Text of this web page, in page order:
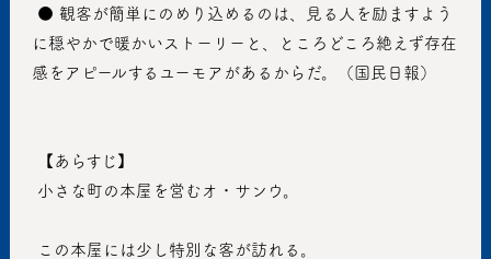
に穏やかで暖かいストーリーと、ところどころ絶えず存在
感をアピールするユーモアがあるからだ。（国民日報）
【あらすじ】
小さな町の本屋を営むオ・サンウ。
この本屋には少し特別な客が訪れる。